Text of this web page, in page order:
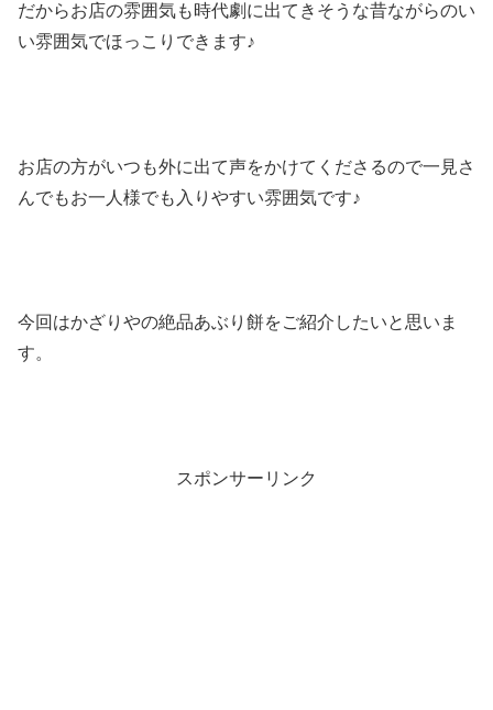
だからお店の雰囲気も時代劇に出てきそうな昔ながらのい
い雰囲気でほっこりできます♪
お店の方がいつも外に出て声をかけてくださるので一見さ
んでもお一人様でも入りやすい雰囲気です♪
今回はかざりやの絶品あぶり餅をご紹介したいと思いま
す。
スポンサーリンク